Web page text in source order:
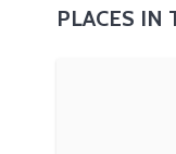
PLACES IN